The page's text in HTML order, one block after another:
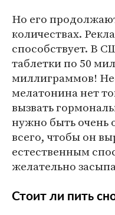
Но его
количествах.
способствует. В
таблетки по 50
миллиграммов!
мелатонина нет
вызвать
нужно быть
всего, чтобы он
естественным
желательно
Стоит ли пить